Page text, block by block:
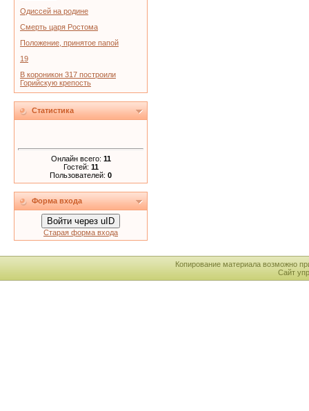
Одиссей на родине
Смерть царя Ростома
Положение, принятое папой
19
В короникон 317 построили
Горийскую крепость
Статистика
Онлайн всего: 11
Гостей: 11
Пользователей: 0
Форма входа
Войти через uID
Старая форма входа
Копирование материала возможно
Сайт